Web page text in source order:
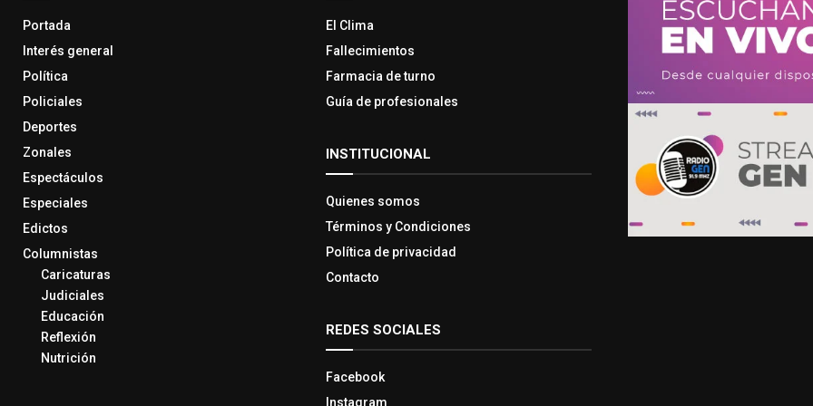
Portada
Interés general
Política
Policiales
Deportes
Zonales
Espectáculos
Especiales
Edictos
Columnistas
Caricaturas
Judiciales
Educación
Reflexión
Nutrición
El Clima
Fallecimientos
Farmacia de turno
Guía de profesionales
INSTITUCIONAL
Quienes somos
Términos y Condiciones
Política de privacidad
Contacto
REDES SOCIALES
Facebook
Instagram